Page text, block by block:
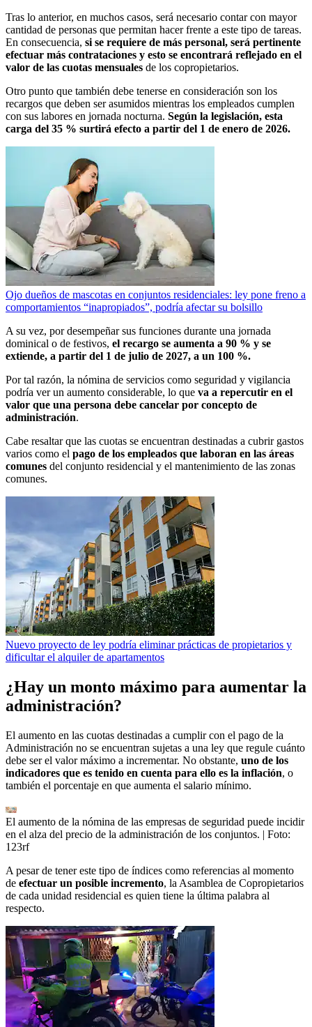
Tras lo anterior, en muchos casos, será necesario contar con mayor
cantidad de personas que permitan hacer frente a este tipo de tareas.
En consecuencia, si se requiere de más personal, será pertinente
efectuar más contrataciones y esto se encontrará reflejado en el
valor de las cuotas mensuales de los copropietarios.
Otro punto que también debe tenerse en consideración son los
recargos que deben ser asumidos mientras los empleados cumplen
con sus labores en jornada nocturna. Según la legislación, esta
carga del 35 % surtirá efecto a partir del 1 de enero de 2026.
Ojo dueños de mascotas en conjuntos residenciales: ley pone freno a
comportamientos “inapropiados”, podría afectar su bolsillo
A su vez, por desempeñar sus funciones durante una jornada
dominical o de festivos, el recargo se aumenta a 90 % y se
extiende, a partir del 1 de julio de 2027, a un 100 %.
Por tal razón, la nómina de servicios como seguridad y vigilancia
podría ver un aumento considerable, lo que va a repercutir en el
valor que una persona debe cancelar por concepto de
administración.
Cabe resaltar que las cuotas se encuentran destinadas a cubrir gastos
varios como el pago de los empleados que laboran en las áreas
comunes del conjunto residencial y el mantenimiento de las zonas
comunes.
Nuevo proyecto de ley podría eliminar prácticas de propietarios y
dificultar el alquiler de apartamentos
¿Hay un monto máximo para aumentar la
administración?
El aumento en las cuotas destinadas a cumplir con el pago de la
Administración no se encuentran sujetas a una ley que regule cuánto
debe ser el valor máximo a incrementar. No obstante, uno de los
indicadores que es tenido en cuenta para ello es la inflación, o
también el porcentaje en que aumenta el salario mínimo.
El aumento de la nómina de las empresas de seguridad puede incidir
en el alza del precio de la administración de los conjuntos. | Foto:
123rf
A pesar de tener este tipo de índices como referencias al momento
de efectuar un posible incremento, la Asamblea de Copropietarios
de cada unidad residencial es quien tiene la última palabra al
respecto.